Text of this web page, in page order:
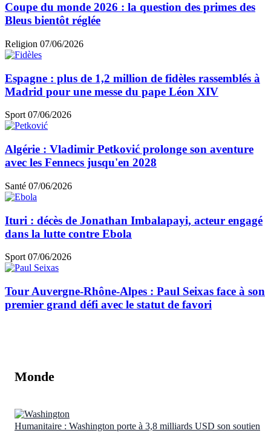
Coupe du monde 2026 : la question des primes des
Bleus bientôt réglée
Religion 07/06/2026
Espagne : plus de 1,2 million de fidèles rassemblés à
Madrid pour une messe du pape Léon XIV
Sport 07/06/2026
Algérie : Vladimir Petković prolonge son aventure
avec les Fennecs jusqu'en 2028
Santé 07/06/2026
Ituri : décès de Jonathan Imbalapayi, acteur engagé
dans la lutte contre Ebola
Sport 07/06/2026
Tour Auvergne-Rhône-Alpes : Paul Seixas face à son
premier grand défi avec le statut de favori
Monde
Humanitaire : Washington porte à 3,8 milliards USD son soutien